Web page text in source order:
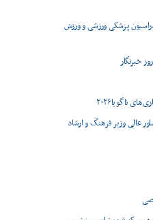
پزشکی ورزشی و ورزش
ناگویا۲۰۲۶
عالی وزیر فرهنگ و ارشاد